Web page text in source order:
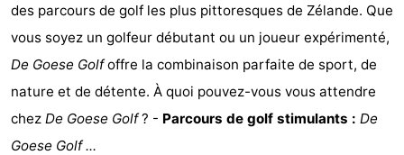
d'hôtes
Chaumières
-
De
Zandput
-
Duinzicht
-
des parcours de golf les plus pittoresques de Zélande. Que
vous soyez un golfeur débutant ou un joueur expérimenté,
De Goese Golfoffre la combinaison parfaite de sport, de
nature et de détente. À quoi pouvez-vous vous attendre
chez De Goese Golf? - Parcours de golf stimulants : De
Goese Golf ...